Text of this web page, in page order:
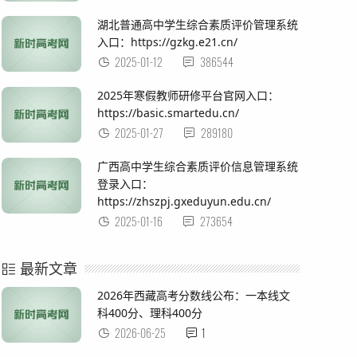
湖北普通高中学生综合素质评价管理系统
入口：https://gzkg.e21.cn/
2025-01-12 386544
2025年寒假教师研修平台官网入口：
https://basic.smartedu.cn/
2025-01-27 289180
广西高中学生综合素质评价信息管理系统
登录入口：
https://zhszpj.gxeduyun.edu.cn/
2025-01-16 273654
最新文章
2026年西藏高考分数线公布：一本线文
科400分、理科400分
2026-06-25 1